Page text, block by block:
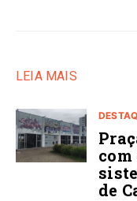
LEIA MAIS
de